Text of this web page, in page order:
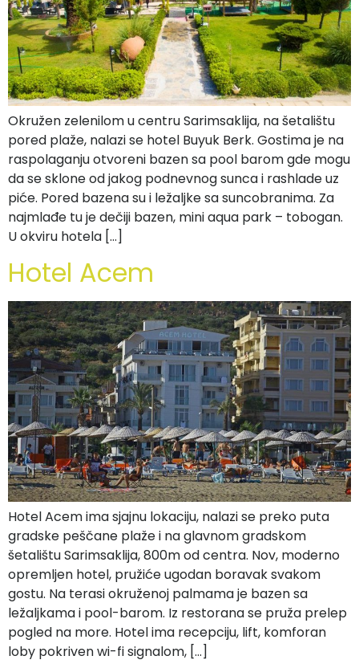
Okružen zelenilom u centru Sarimsaklija, na šetalištu
pored plaže, nalazi se hotel Buyuk Berk. Gostima je na
raspolaganju otvoreni bazen sa pool barom gde mogu
da se sklone od jakog podnevnog sunca i rashlade uz
piće. Pored bazena su i ležaljke sa suncobranima. Za
najmlađe tu je dečiji bazen, mini aqua park – tobogan.
U okviru hotela […]
Hotel Acem
Hotel Acem ima sjajnu lokaciju, nalazi se preko puta
gradske peščane plaže i na glavnom gradskom
šetalištu Sarimsaklija, 800m od centra. Nov, moderno
opremljen hotel, pružiće ugodan boravak svakom
gostu. Na terasi okruženoj palmama je bazen sa
ležaljkama i pool-barom. Iz restorana se pruža prelep
pogled na more. Hotel ima recepciju, lift, komforan
loby pokriven wi-fi signalom, […]